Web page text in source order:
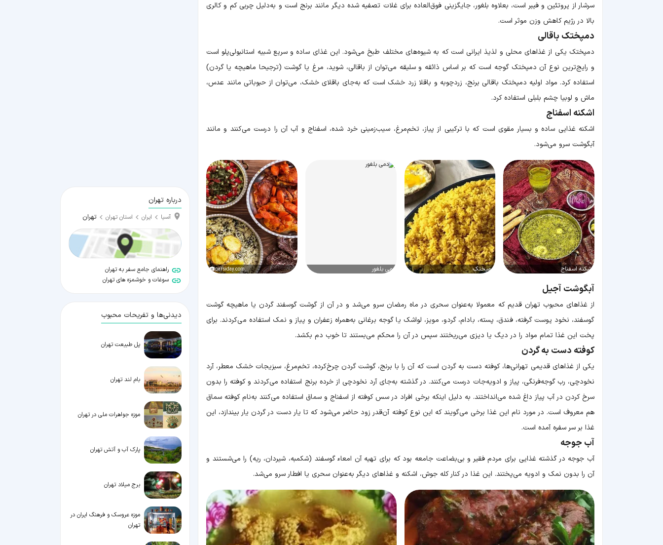
سرشار از پروتئین و فیبر است، بعلاوه بلغور، جایگزینی فوق‌العاده برای غلات تصفیه شده دیگر مانند برنج است و به‌دلیل چربی کم و کالری
بالا در رژیم کاهش وزن موثر است.
دمپختک باقالی
دمپختک یکی از غذاهای محلی و لذیذ ایرانی است که به شیوه‌های مختلف طبخ می‌شود. این غذای ساده و سریع شبیه استانبولی‌پلو است
و رایج‌ترین نوع آن دمپختک گوجه است که بر اساس ذائقه و سلیقه می‌توان از باقالی، شوید، مرغ یا گوشت (ترجیحا ماهیچه یا گردن)
استفاده کرد. مواد اولیه دمپختک باقالی برنج، زردچوبه و باقلا زرد خشک است که به‌جای باقلای خشک، می‌توان از حبوباتی مانند عدس،
ماش و لوبیا چشم بلبلی استفاده کرد.
اشکنه اسفناج
اشکنه غذایی ساده و بسیار مقوی است که با ترکیبی از پیاز، تخم‌مرغ، سیب‌زمینی ‌خرد شده، اسفناج و آب آن را درست می‌کنند و مانند
آبگوشت سرو می‌شود.
اشکنه اسفناج دمپختک دمی بلغور parsiday.com
آبگوشت آجیل
از غذا‌های محبوب تهران قدیم که معمولا به‌عنوان سحری در ماه رمضان سرو می‌شد و در آن از گوشت گوسفند گردن یا ماهیچه گوشت
گوسفند، نخود پوست گرفته، فندق، پسته، بادام، گردو، مویز، لواشک یا گوجه برغانی به‌همراه زعفران و پیاز و نمک استفاده می‌کردند. برای
پخت این غذا تمام مواد را در دیگ یا دیزی می‌ریختند سپس در آن را محکم می‎‌بستند تا خوب دم بکشد.
کوفته دست به گردن
یکی از غذاهای قدیمی تهرانی‌ها، کوفته دست به گردن است که آن را با برنج، گوشت گردن چرخ‌کرده، تخم‌مرغ، سبزیجات خشک معطر، آرد
نخودچی، رب گوجه‌فرنگی، پیاز و ادویه‌جات درست می‌کنند. در گذشته به‌جای آرد نخودچی از خرده برنج استفاده می‌کردند و کوفته را بدون
سرخ کردن در آب پیاز داغ شده می‌انداختند. به دلیل اینکه برخی افراد در سس کوفته از اسفناج و سماق استفاده می‌کنند به‌نام کوفته سماق
هم معروف است. در مورد نام این غذا برخی می‌گویند که این نوع کوفته آن‌قدر زود حاضر می‌شود که تا يار دست در گردن يار بيندازد، این
غذا بر سر سفره آمده است.
آب جوجه
آب جوجه در گذشته غذایی برای مردم فقیر و بی‌بضاعت جامعه بود که برای تهیه آن امعاء گوسفند (شکمبه، شیردان، ریه) را می‌شستند و
آن را بدون نمک و ادویه می‌پختند. این غذا در کنار کله جوش، اشکنه و غذاهای دیگر به‌عنوان سحری یا افطار سرو می‌شد.
درباره تهران
آسیا ایران استان تهران تهران
راهنمای جامع سفر به تهران
سوغات و خوشمزه های تهران
دیدنی‌ها و تفریحات محبوب
پل طبیعت تهران
بام لند تهران
موزه جواهرات ملی در تهران
پارک آب و آتش تهران
برج میلاد تهران
موزه عروسک و فرهنگ ایران در
تهران